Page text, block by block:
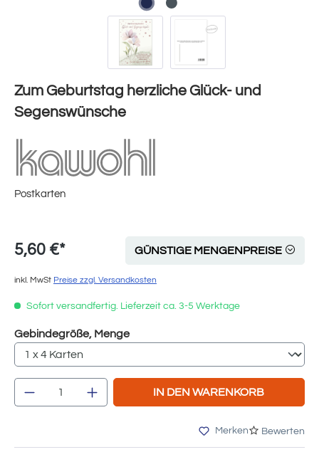
Zum Geburtstag herzliche Glück- und
Segenswünsche
Postkarten
5,60 €* GÜNSTIGE MENGENPREISE
inkl. MwSt Preise zzgl. Versandkosten
Sofort versandfertig. Lieferzeit ca. 3-5 Werktage
Gebindegröße, Mengeauswählen
Produkt Anzahl: Gib den gewünschten
IN DEN WARENKORB
Merken Bewerten